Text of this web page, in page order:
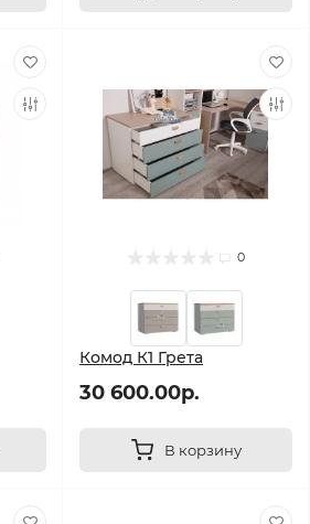
0
Комод К1 Грета
30 600.00р.
В корзину